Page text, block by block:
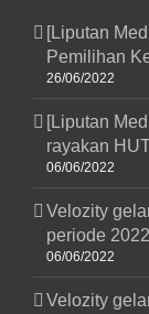
[Liputan
Pemilihan
26/06/2022
[Liputan
rayakan
06/06/2022
Velozity
periode
06/06/2022
Velozity